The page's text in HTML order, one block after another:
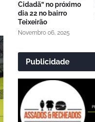
Cidadã” no próximo
dia 22 no bairro
Teixeirão
Novembro 06, 2025
Publicidade